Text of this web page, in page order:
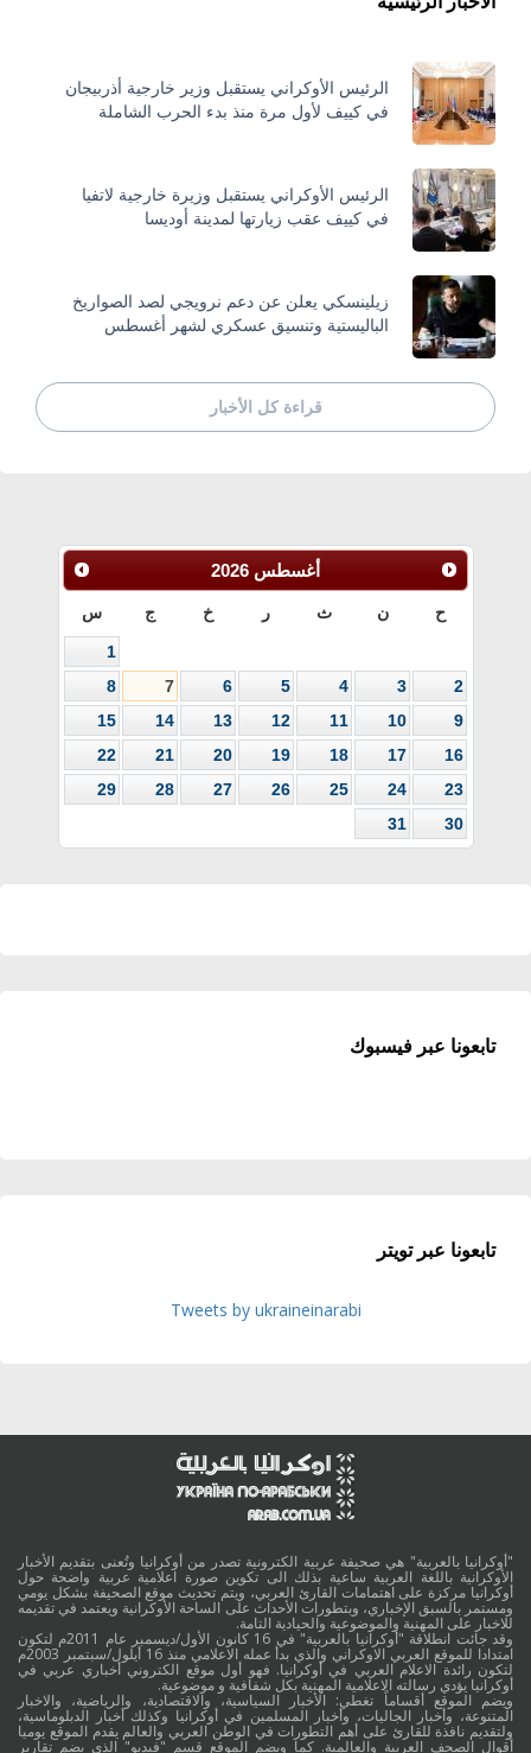
الرئيس الأوكراني يستقبل وزير خارجية أذربيجان
في كييف لأول مرة منذ بدء الحرب الشاملة
الرئيس الأوكراني يستقبل وزيرة خارجية لاتفيا
في كييف عقب زيارتها لمدينة أوديسا
زيلينسكي يعلن عن دعم نرويجي لصد الصواريخ
الباليستية وتنسيق عسكري لشهر أغسطس
قراءة كل الأخبار
أغسطس 2026
ح ن ث ر خ ج س
1
2
3
4
5
6
7
8
9
10
11
12
13
14
15
16
17
18
19
20
21
22
23
24
25
26
27
28
29
30
31
تابعونا عبر فيسبوك
تابعونا عبر تويتر
Tweets by ukraineinarabi
"أوكرانيا بالعربية" هي صحيفة عربية الكترونية تصدر من أوكرانيا وتُعنى بتقديم الأخبار
الأوكرانية باللغة العربية ساعية بذلك الى تكوين صورة اعلامية عربية واضحة حول
أوكرانيا مركزة على اهتمامات القارئ العربي، ويتم تحديث موقع الصحيفة بشكل يومي
ومستمر بالسبق الإخباري، وبتطورات الأحداث على الساحة الأوكرانية ويعتمد في تقديمه
للاخبار على المهنية والموضوعية والحيادية التامة.
وقد جائت انطلاقة "أوكرانيا بالعربية" في 16 كانون الأول/ديسمبر عام 2011م لتكون
امتدادا للموقع العربي الاوكراني والذي بدأ عمله الاعلامي منذ 16 أيلول/سبتمبر 2003م
لتكون رائدة الاعلام العربي في أوكرانيا. فهو أول موقع الكتروني أخباري عربي في
أوكرانيا يؤدي رسالته الاعلامية المهنية بكل شفافية و موضوعية.
ويضم الموقع أقساماً تغطي: الأخبار السياسية، والاقتصادية، والرياضية، والاخبار
المتنوعة، وأخبار الجاليات، وأخبار المسلمين في أوكرانيا وكذلك أخبار الدبلوماسية،
ولتقديم نافذة للقارئ على أهم التطورات في الوطن العربي والعالم يقدم الموقع يوميا
أقوال الصحف العربية والعالمية. كما ويضم الموقع قسم "فيديو" الذي يضم تقارير